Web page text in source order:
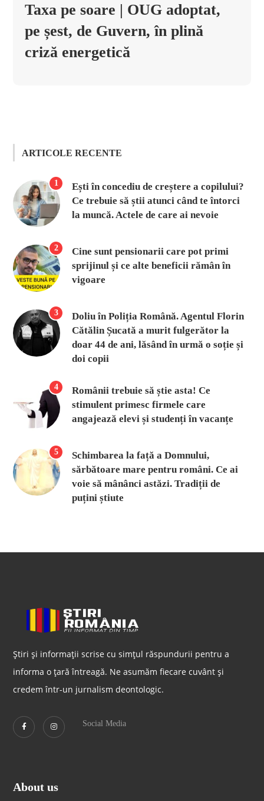
Taxa pe soare | OUG adoptat,
pe șest, de Guvern, în plină
criză energetică
ARTICOLE RECENTE
1
Ești în concediu de creștere a copilului?
Ce trebuie să știi atunci când te întorci
la muncă. Actele de care ai nevoie
2
Cine sunt pensionarii care pot primi
sprijinul și ce alte beneficii rămân în
vigoare
3
Doliu în Poliția Română. Agentul Florin
Cătălin Șucată a murit fulgerător la
doar 44 de ani, lăsând în urmă o soție și
doi copii
4
Românii trebuie să știe asta! Ce
stimulent primesc firmele care
angajează elevi și studenți în vacanțe
5
Schimbarea la față a Domnului,
sărbătoare mare pentru români. Ce ai
voie să mânânci astăzi. Tradiții de
puțini știute
Știri și informații scrise cu simțul răspundurii pentru a
informa o țară întreagă. Ne asumăm fiecare cuvânt și
credem într-un jurnalism deontologic.
Social Media
About us